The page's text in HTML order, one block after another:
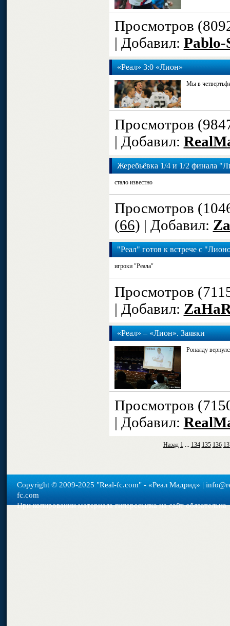
Просмотров
| Добавил: Pablo-
«Реал» 3:0 «Лион»
Мы в
Просмотров
| Добавил:
Жеребьёвка 1/4 и 1/2 финала
стало известно
Просмотров
(66) | Добавил:
"Реал" готов к встрече с
игроки "Реала"
Просмотров
| Добавил:
«Реал» – «Лион». Заявки
Роналду
Просмотров
| Добавил:
Назад 1 ... 134 135 136
Copyright © 2009-2025 "Real-fс.com" - «Реал Мадрид» |
fc.com
При копировании материала гиперссылка на сайт обязательна